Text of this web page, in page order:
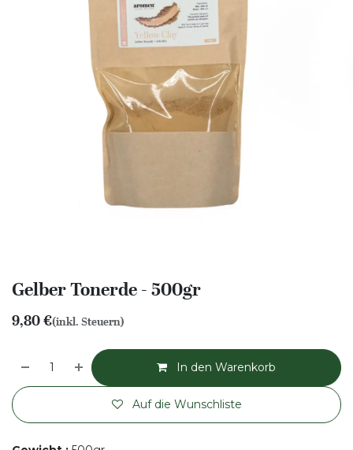
Gelber Tonerde - 500gr
9,80€(inkl. Steuern)
In den Warenkorb
Auf die Wunschliste